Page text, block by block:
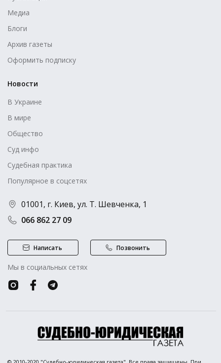
Медиа
Блоги
Архив газеты
Оформить подписку
Новости
В Украине
В мире
Общество
Суд инфо
Судебная практика
Популярное в соцсетях
066 862 27 09
01001, г. Киев, ул. Т. Шевченка, 1
Написать Позвонить
Мы в социальных сетях